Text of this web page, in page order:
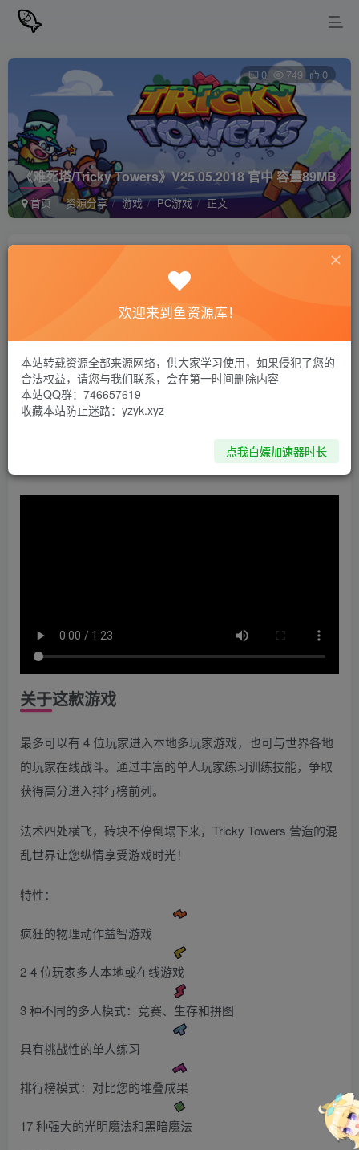
《难死塔/Tricky Towers》V25.05.2018 官中 容量89MB
首页 资源分享 游戏 PC游戏 正文
0 749 0
私信
容量89MB
资源下载
点击下载
关于这款游戏
最多可以有 4 位玩家进入本地多玩家游戏，也可与世界各地
的玩家在线战斗。通过丰富的单人玩家练习训练技能，争取
获得高分进入排行榜前列。
法术四处横飞，砖块不停倒塌下来，Tricky Towers 营造的混
乱世界让您纵情享受游戏时光！
特性：
疯狂的物理动作益智游戏
2-4 位玩家多人本地或在线游戏
3 种不同的多人模式：竞赛、生存和拼图
具有挑战性的单人练习
排行榜模式：对比您的堆叠成果
17 种强大的光明魔法和黑暗魔法
欢迎来到鱼资源库！
本站转载资源全部来源网络，供大家学习使用，如果侵犯了您的
合法权益，请您与我们联系，会在第一时间删除内容
本站QQ群：746657619
收藏本站防止迷路：yzyk.xyz
点我白嫖加速器时长